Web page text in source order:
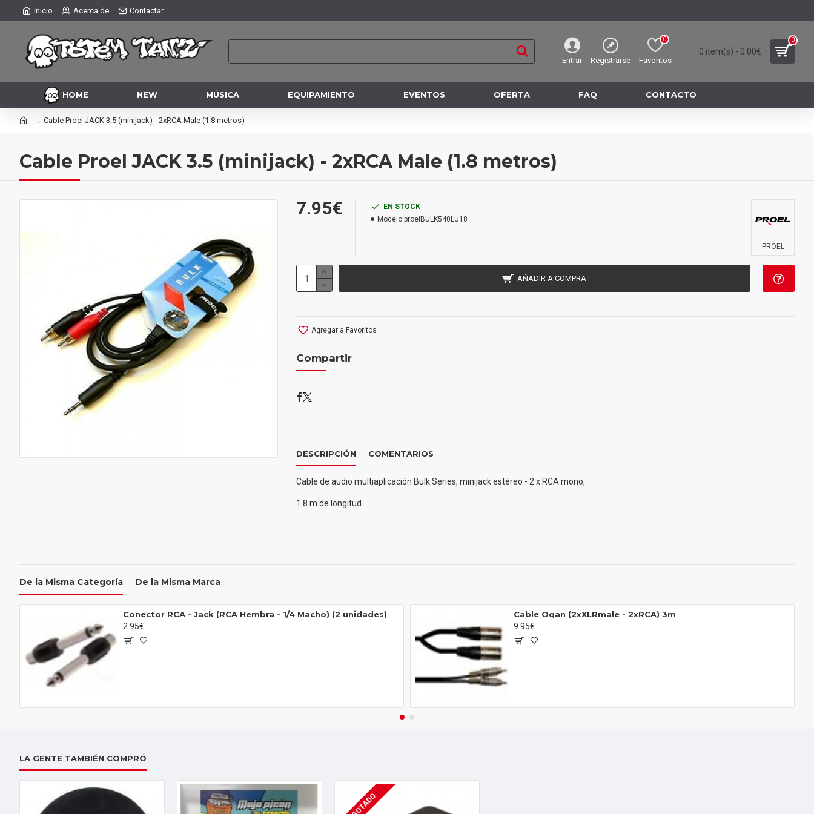
Inicio Acerca de Contactar
Entrar Registrarse Favoritos
0
0 item(s) - 0.00€
0
HOME NEW MÚSICA EQUIPAMIENTO EVENTOS OFERTA FAQ CONTACTO
Cable Proel JACK 3.5 (minijack) - 2xRCA Male (1.8 metros)
Cable Proel JACK 3.5 (minijack) - 2xRCA Male (1.8 metros)
7.95€
EN STOCK
Modelo proelBULK540LU18
PROEL
AÑADIR A COMPRA
Agregar a Favoritos
Compartir
DESCRIPCIÓN COMENTARIOS
Cable de audio multiaplicación Bulk Series, minijack estéreo - 2 x RCA mono,
1.8 m de longitud.
De la Misma Categoría De la Misma Marca
Conector RCA - Jack (RCA Hembra - 1/4 Macho) (2 unidades)
2.95€
Cable Oqan (2xXLRmale - 2xRCA) 3m
9.95€
LA GENTE TAMBIÉN COMPRÓ
AGOTADO